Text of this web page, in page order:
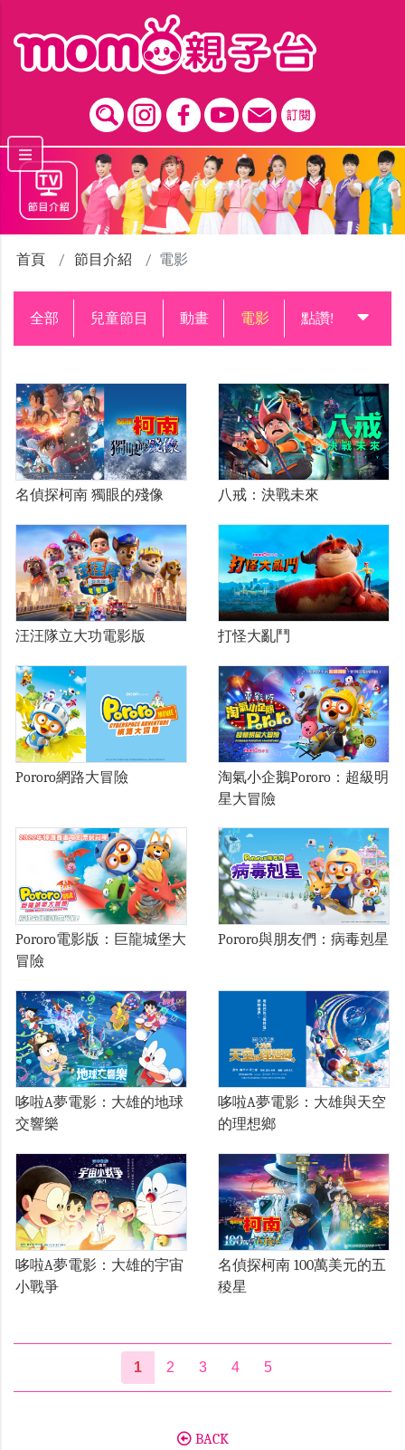
首頁 節目介紹 電影
全部 兒童節目 動畫 電影 點讚!升級中
名偵探柯南 獨眼的殘像 八戒：決戰未來
汪汪隊立大功電影版 打怪大亂鬥
Pororo網路大冒險
淘氣小企鵝Pororo：超級明
星大冒險
Pororo電影版：巨龍城堡大
冒險
Pororo與朋友們：病毒剋星
哆啦A夢電影：大雄的地球
交響樂
哆啦A夢電影：大雄與天空
的理想鄉
哆啦A夢電影：大雄的宇宙
小戰爭
名偵探柯南 100萬美元的五
稜星
1 2 3 4 5
BACK